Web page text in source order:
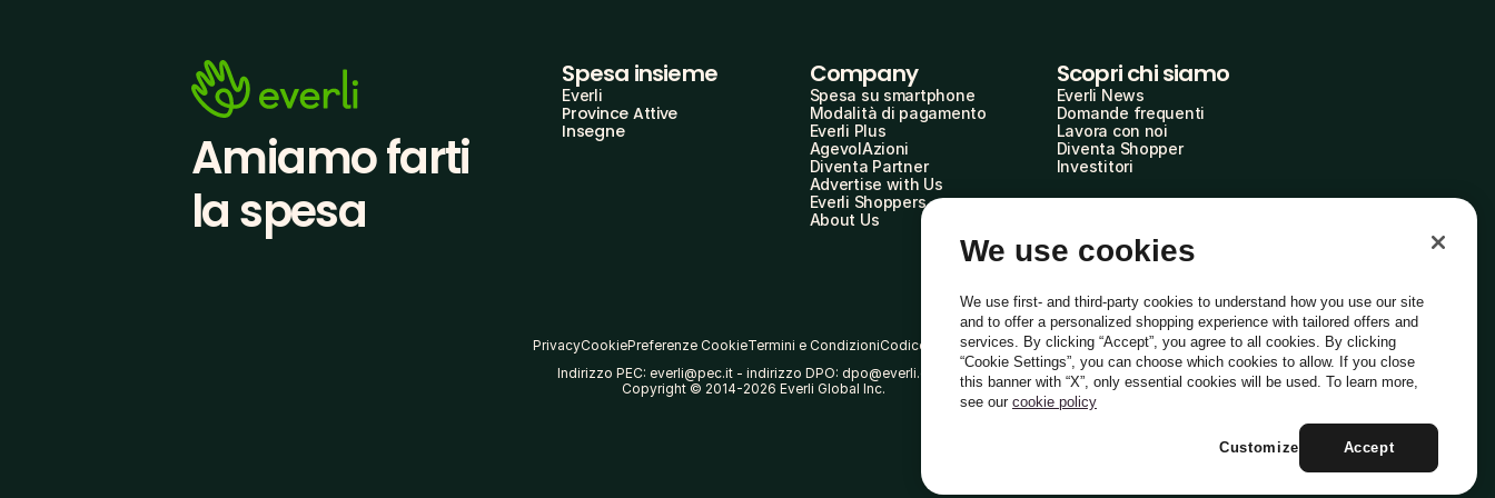
Amiamo farti
la spesa
Spesa insieme
Everli
Province Attive
Insegne
Company
Spesa su smartphone
Modalità di pagamento
Everli Plus
AgevolAzioni
Diventa Partner
Advertise with Us
Everli Shoppers
About Us
Scopri chi siamo
Everli News
Domande frequenti
Lavora con noi
Diventa Shopper
Investitori
PrivacyCookiePreferenze CookieTermini e CondizioniCodice Etico
Indirizzo PEC: everli@pec.it - indirizzo DPO: dpo@everli.com
Copyright © 2014-2026 Everli Global Inc.
Italiano
We use cookies
We use first- and third-party cookies to understand how you use our site
and to offer a personalized shopping experience with tailored offers and
services. By clicking “Accept”, you agree to all cookies. By clicking
“Cookie Settings”, you can choose which cookies to allow. If you close
this banner with “X”, only essential cookies will be used. To learn more,
see our cookie policy
Accept
Customize